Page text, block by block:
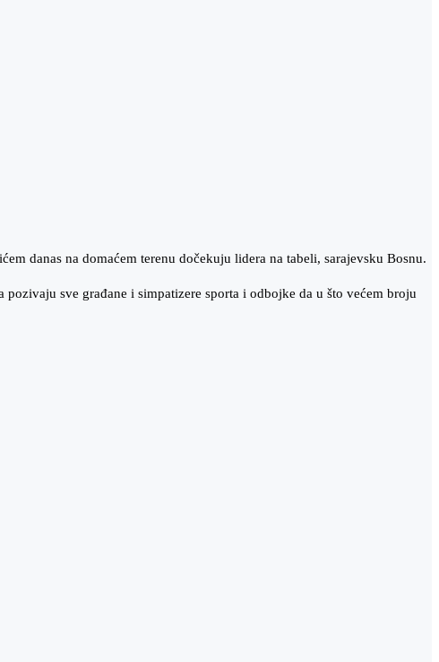
danas na domaćem terenu dočekuju lidera na tabeli, sarajevsku Bosnu.
sve građane i simpatizere sporta i odbojke da u što većem broju